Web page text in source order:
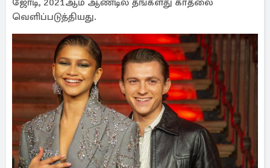
ஜோடி, 2021ஆம் ஆண்டில் தங்களது காதலை
வெளிப்படுத்தியது.